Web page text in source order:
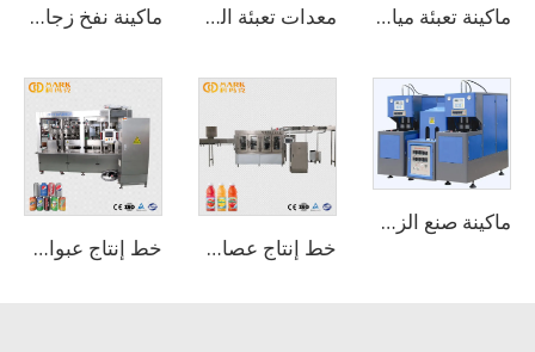
ماكينة تعبئة مياه نقية ومعادن بسعة 4000 زجاجة في الساعة سعة 3-10 لتر معدات تعبئة المياه المعدنية البلاستيكية سعة 5 لترات بطاقة 800 زجاجة في الساعة (CGF 6-6-1) ماكينة نفخ زجاجات PET من 6 تجاويف
ماكينة صنع الزجاجات شبه الأوتوماتيكية، ماكينة نفخ الزجاجات
خط إنتاج عصارة الفواكه آلة المعالجة
خط إنتاج عبوات الألمنيوم للمشروبات الغازية